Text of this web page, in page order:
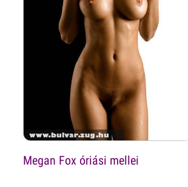
Megan Fox óriási mellei